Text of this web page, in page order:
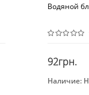
Водяной
92грн.
Наличие: